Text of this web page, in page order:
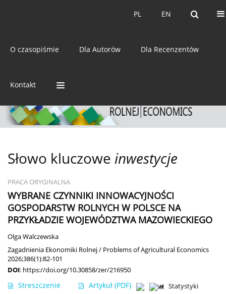
EN
PL EN
PL
O czasopiśmie Dla Autorów Dla Recenzentów
Kontakt
ISSN: 0044-1600
Słowo kluczowe inwestycje
PRACA ORYGINALNA
WYBRANE CZYNNIKI INNOWACYJNOŚCI
GOSPODARSTW ROLNYCH W POLSCE NA
PRZYKŁADZIE WOJEWÓDZTWA MAZOWIECKIEGO
Olga Walczewska
Zagadnienia Ekonomiki Rolnej / Problems of Agricultural Economics
2026;386(1):82-101
DOI: https://doi.org/10.30858/zer/216950
Streszczenie Artykuł (PDF) Statystyki